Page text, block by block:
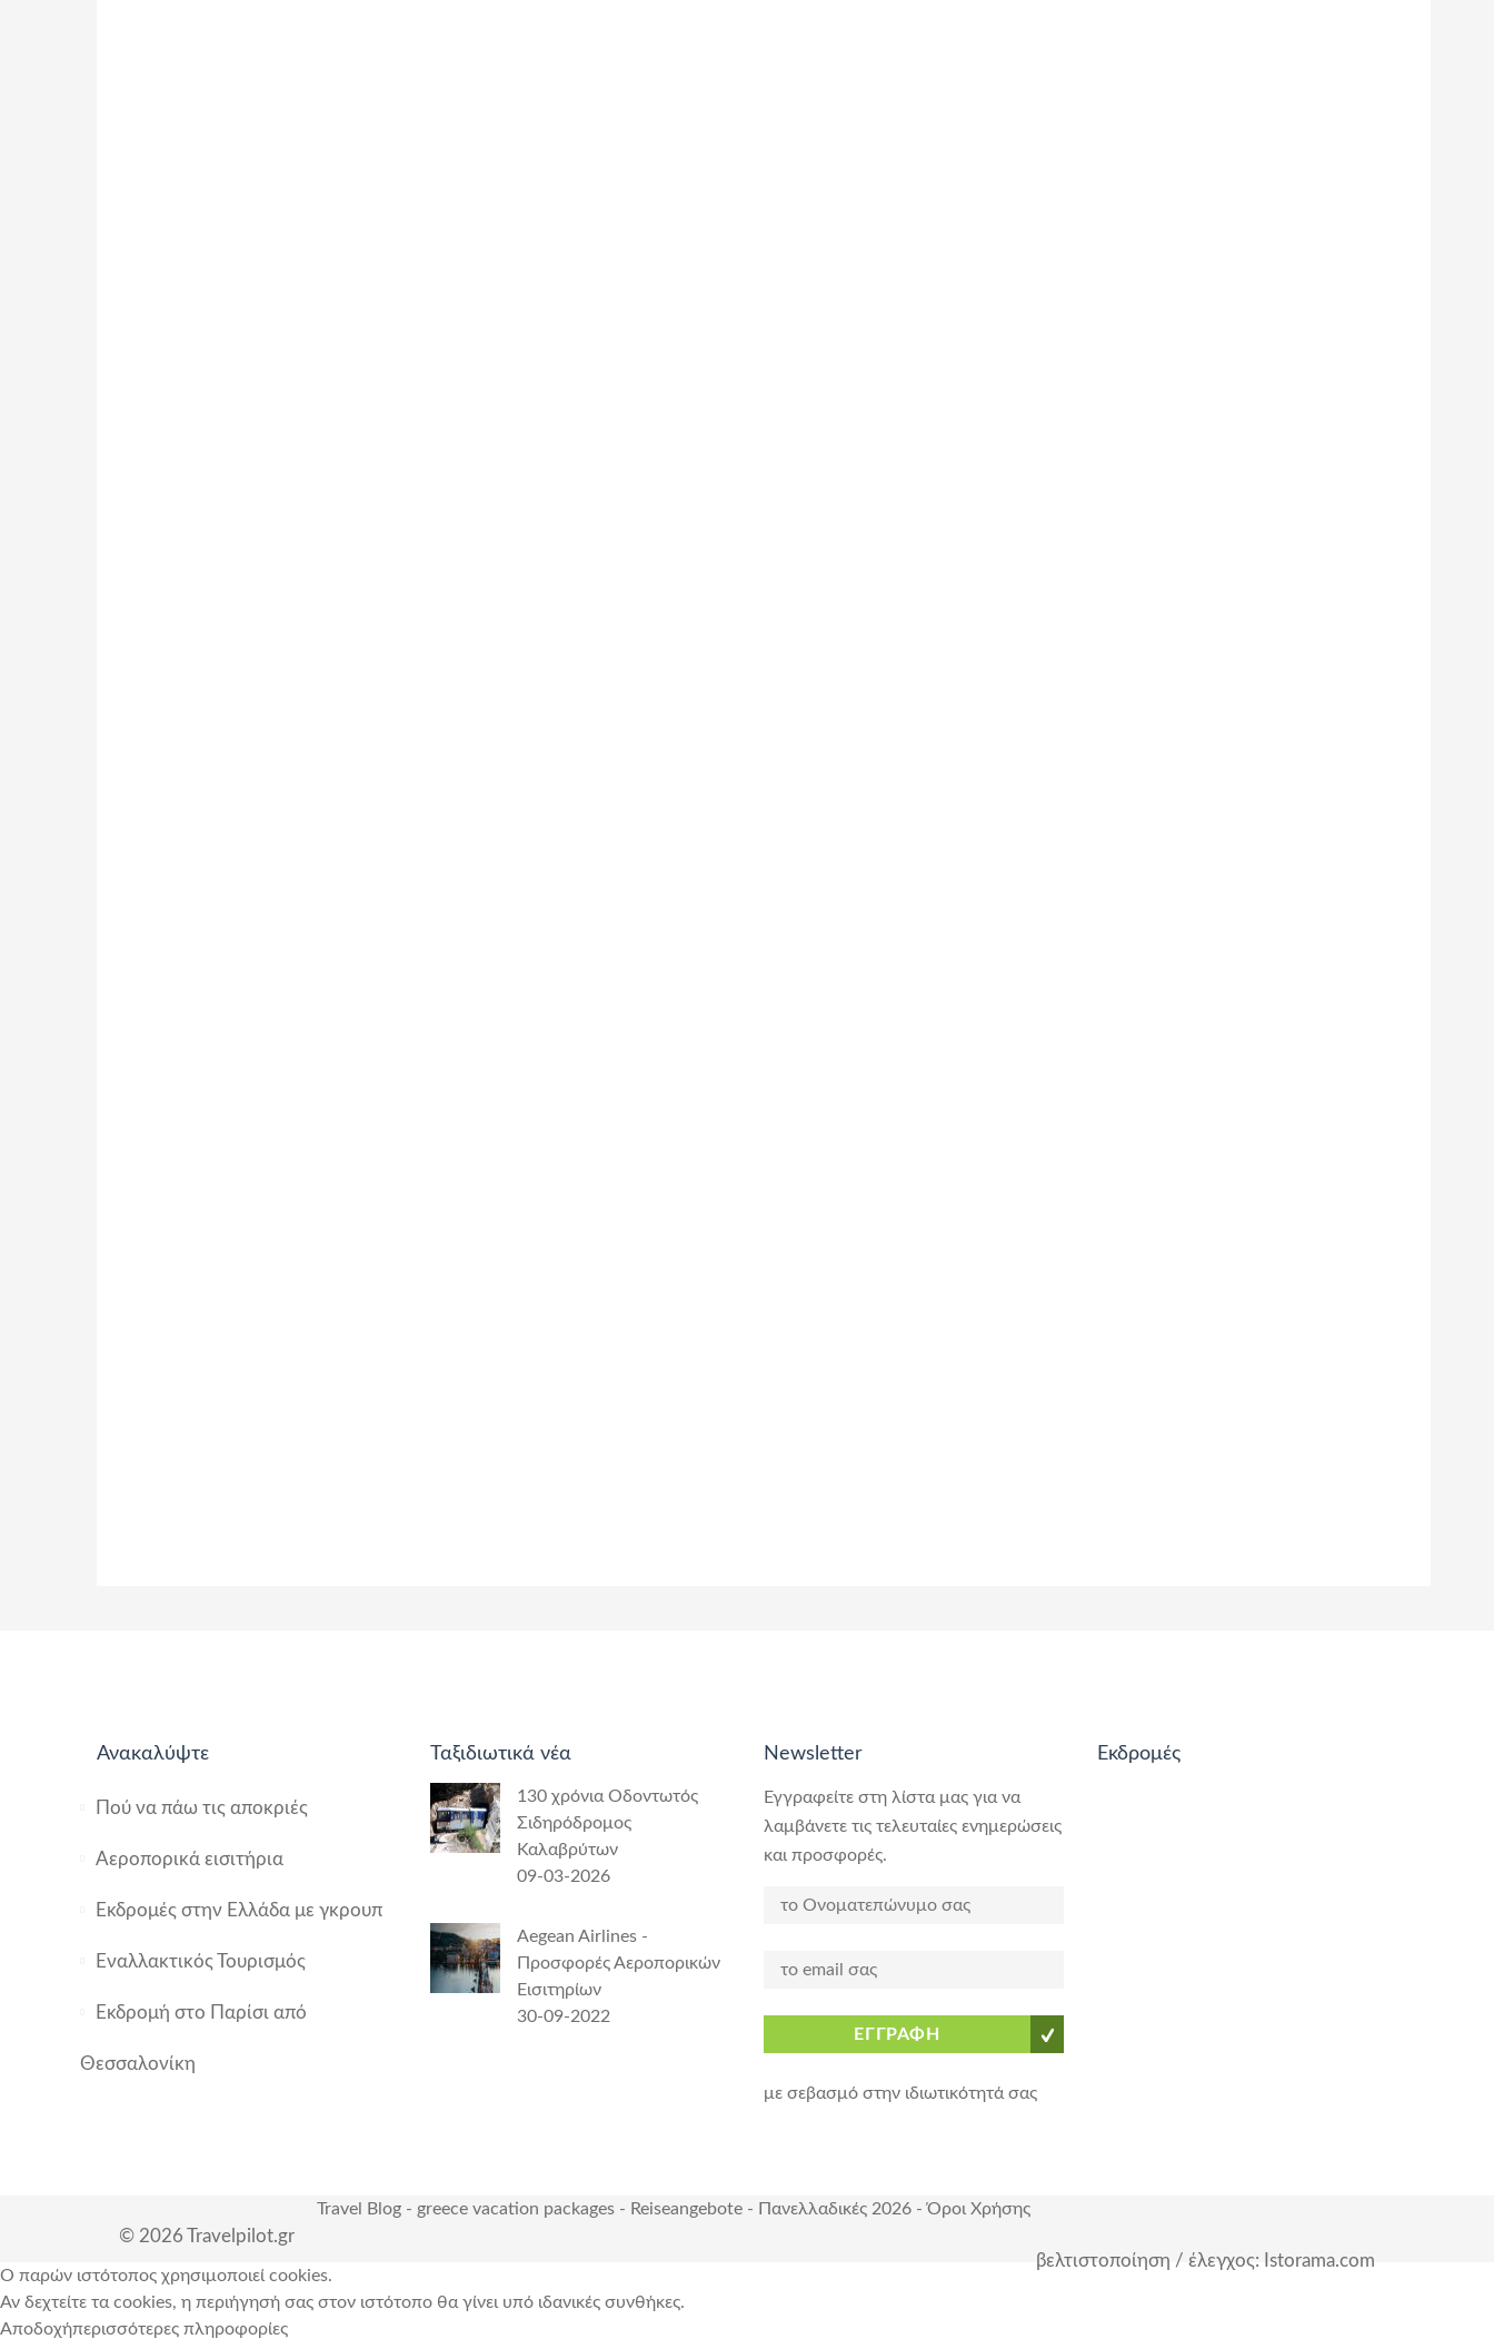
Ανακαλύψτε
Πού να πάω τις αποκριές
Αεροπορικά εισιτήρια
Εκδρομές στην Ελλάδα με γκρουπ
Εναλλακτικός Τουρισμός
Εκδρομή στο Παρίσι από
Θεσσαλονίκη
Ταξιδιωτικά νέα
130 χρόνια Οδοντωτός
Σιδηρόδρομος
Καλαβρύτων
09-03-2026
Aegean Airlines -
Προσφορές Αεροπορικών
Εισιτηρίων
30-09-2022
Newsletter
Εγγραφείτε στη λίστα μας για να
λαμβάνετε τις τελευταίες ενημερώσεις
και προσφορές.
ΕΓΓΡΑΦΗ
με σεβασμό στην ιδιωτικότητά σας
Εκδρομές
© 2026 Travelpilot.gr
Travel Blog - greece vacation packages - Reiseangebote - Πανελλαδικές 2026 -Όροι Χρήσης
βελτιστοποίηση / έλεγχος: Istorama.com
Ο παρών ιστότοπος χρησιμοποιεί cookies.
Αν δεχτείτε τα cookies, η περιήγησή σας στον ιστότοπο θα γίνει υπό ιδανικές συνθήκες.
Αποδοχήπερισσότερες πληροφορίες